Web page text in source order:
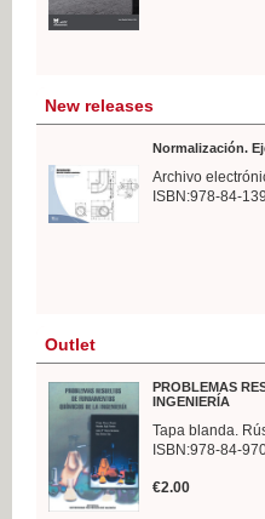
New releases
Normalización.
Archivo
ISBN:978-84-
Outlet
PROBLEMAS
INGENIERÍA
Tapa blanda.
ISBN:978-84-
€2.00